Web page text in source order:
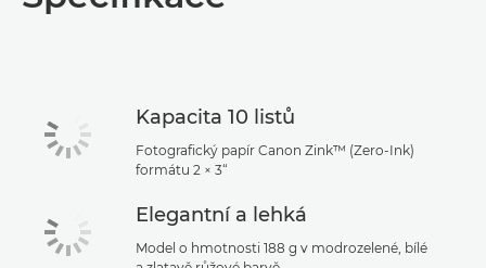
Kapacita 10 listů
Fotografický papír Canon Zink™ (Zero-Ink)
formátu 2 × 3“
Elegantní a lehká
Model o hmotnosti 188 g v modrozelené, bílé